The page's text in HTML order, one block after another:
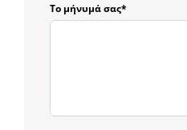
Το μήνυμά σας*